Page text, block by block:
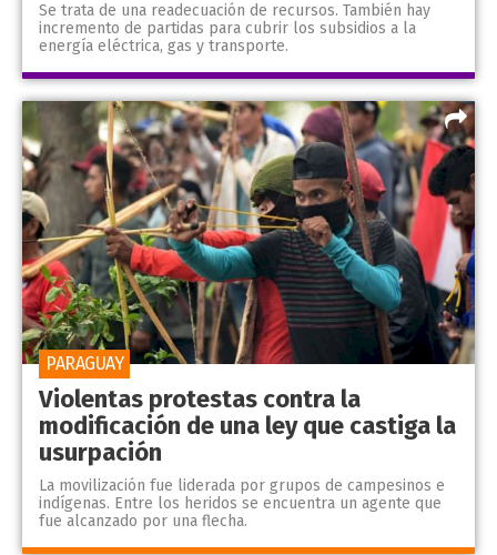
Se trata de una readecuación de recursos. También hay
incremento de partidas para cubrir los subsidios a la
energía eléctrica, gas y transporte.
Violentas protestas contra la
modificación de una ley que castiga la
usurpación
La movilización fue liderada por grupos de campesinos e
indígenas. Entre los heridos se encuentra un agente que
fue alcanzado por una flecha.
PARAGUAY